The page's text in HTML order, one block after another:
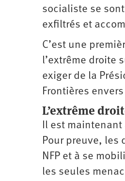
socialiste se
exfiltrés et
C’est une
l’extrême droite
exiger de la
Frontières
L’extrême
Il est maintenant
Pour preuve, les
NFP et à se
les seules